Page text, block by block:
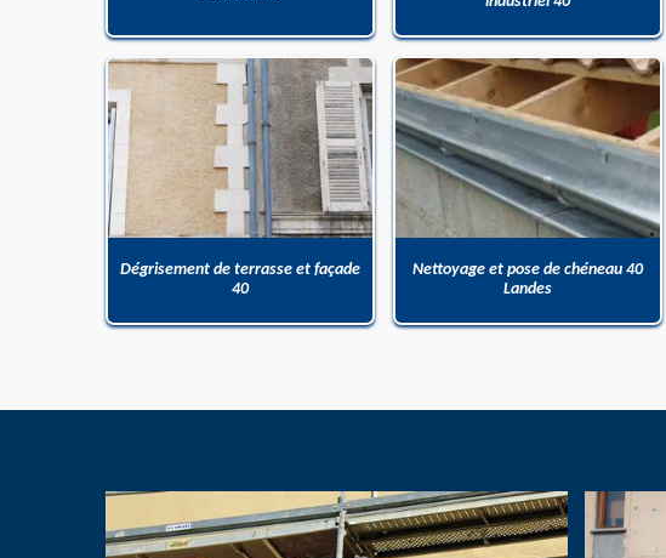
Dégrisement de terrasse et façade
40
Nettoyage et pose de chéneau 40
Landes